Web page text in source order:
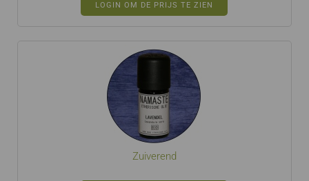
LOGIN OM DE PRIJS TE ZIEN
Zuiverend